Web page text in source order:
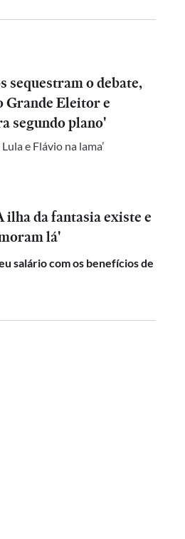
sequestram o debate,
Grande Eleitor e
segundo plano'
Lula e Flávio na lama’
ilha da fantasia existe e
lá'
salário com os benefícios de